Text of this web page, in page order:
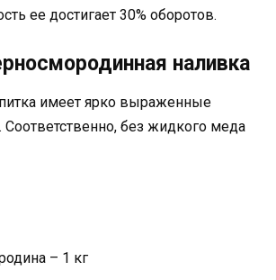
ее достигает 30% оборотов.
наливка
имеет ярко выраженные
Соответственно, без жидкого меда
– 1 кг